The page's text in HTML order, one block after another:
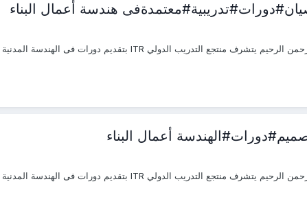
هندسة أعمال البناء
أعمال البناء